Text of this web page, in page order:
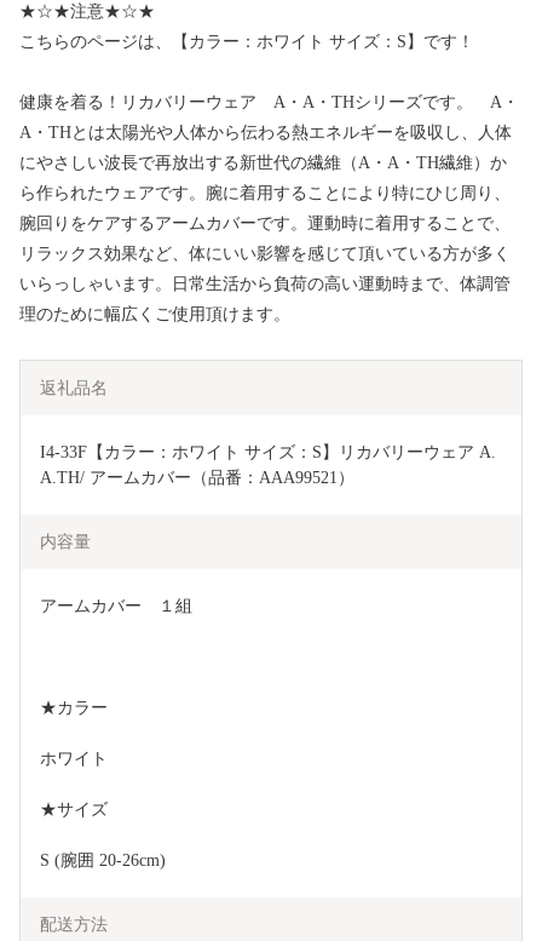
★☆★注意★☆★
こちらのページは、【カラー：ホワイト サイズ：S】です！
健康を着る！リカバリーウェア A・A・THシリーズです。 A・
A・THとは太陽光や人体から伝わる熱エネルギーを吸収し、人体
にやさしい波長で再放出する新世代の繊維（A・A・TH繊維）か
ら作られたウェアです。腕に着用することにより特にひじ周り、
腕回りをケアするアームカバーです。運動時に着用することで、
リラックス効果など、体にいい影響を感じて頂いている方が多く
いらっしゃいます。日常生活から負荷の高い運動時まで、体調管
理のために幅広くご使用頂けます。
返礼品名
I4-33F【カラー：ホワイト サイズ：S】リカバリーウェア A.
A.TH/ アームカバー（品番：AAA99521）
内容量
アームカバー　１組
★カラー
ホワイト
★サイズ
S (腕囲 20-26cm)
配送方法